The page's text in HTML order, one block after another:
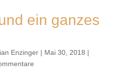
ein ganzes
Enzinger| Mai 30, 2018 |